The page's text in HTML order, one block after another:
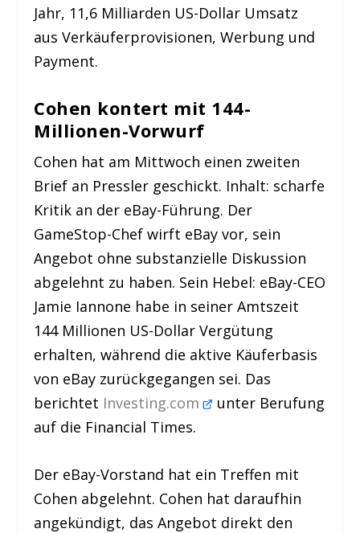
Jahr, 11,6 Milliarden US-Dollar Umsatz
aus Verkäuferprovisionen, Werbung und
Payment.
Cohen kontert mit 144-
Millionen-Vorwurf
Cohen hat am Mittwoch einen zweiten
Brief an Pressler geschickt. Inhalt: scharfe
Kritik an der eBay-Führung. Der
GameStop-Chef wirft eBay vor, sein
Angebot ohne substanzielle Diskussion
abgelehnt zu haben. Sein Hebel: eBay-CEO
Jamie Iannone habe in seiner Amtszeit
144 Millionen US-Dollar Vergütung
erhalten, während die aktive Käuferbasis
von eBay zurückgegangen sei. Das
berichtet Investing.com
unter Berufung
auf die Financial Times.
Der eBay-Vorstand hat ein Treffen mit
Cohen abgelehnt. Cohen hat daraufhin
angekündigt, das Angebot direkt den